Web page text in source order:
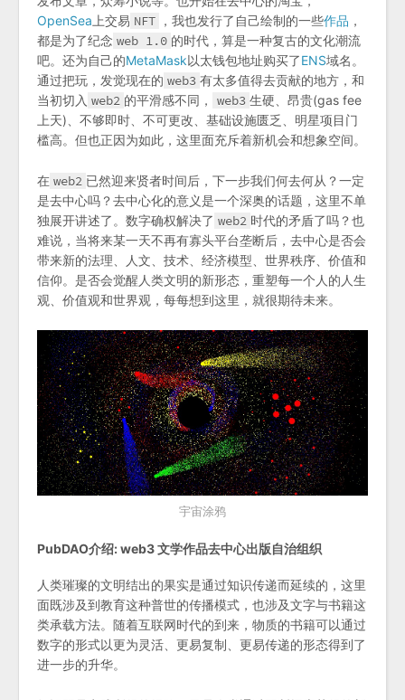
OpenSea 上交易 NFT ，我也发行了自己绘制的一些作品 ，
都是为了纪念 web 1.0 的时代，算是一种复古的文化潮流
吧。还为自己的MetaMask以太钱包地址购买了ENS域名。
通过把玩，发觉现在的 web3 有太多值得去贡献的地方，和
当初切入 web2 的平滑感不同， web3 生硬、昂贵(gas fee
上天)、不够即时、不可更改、基础设施匮乏、明星项目门
槛高。但也正因为如此，这里面充斥着新机会和想象空间。
在 web2 已然迎来贤者时间后，下一步我们何去何从？一定
是去中心吗？去中心化的意义是一个深奥的话题，这里不单
独展开讲述了。数字确权解决了 web2 时代的矛盾了吗？也
难说，当将来某一天不再有寡头平台垄断后，去中心是否会
带来新的法理、人文、技术、经济模型、世界秩序、价值和
信仰。是否会觉醒人类文明的新形态，重塑每一个人的人生
观、价值观和世界观，每每想到这里，就很期待未来。
宇宙涂鸦
PubDAO介绍: web3 文学作品去中心出版自治组织
人类璀璨的文明结出的果实是通过知识传递而延续的，这里
面既涉及到教育这种普世的传播模式，也涉及文字与书籍这
类承载方法。随着互联网时代的到来，物质的书籍可以通过
数字的形式以更为灵活、更易复制、更易传递的形态得到了
进一步的升华。